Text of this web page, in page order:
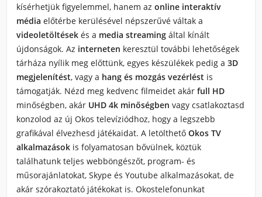
kísérhetjük figyelemmel, hanem az online interaktív
média előtérbe kerülésével népszerűvé váltak a
videoletöltések és a media streaming által kínált
újdonságok. Az interneten keresztül további lehetőségek
tárháza nyílik meg előttünk, egyes készülékek pedig a 3D
megjelenítést, vagy a hang és mozgás vezérlést is
támogatják. Nézd meg kedvenc filmeidet akár full HD
minőségben, akár UHD 4k minőségben vagy csatlakoztasd
konzolod az új Okos televíziódhoz, hogy a legszebb
grafikával élvezhesd játékaidat. A letölthető Okos TV
alkalmazások is folyamatosan bővülnek, köztük
találhatunk teljes webböngészőt, program- és
műsorajánlatokat, Skype és Youtube alkalmazásokat, de
akár szórakoztató játékokat is. Okostelefonunkat